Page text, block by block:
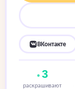
ВКонтакте
3
раскрашивают